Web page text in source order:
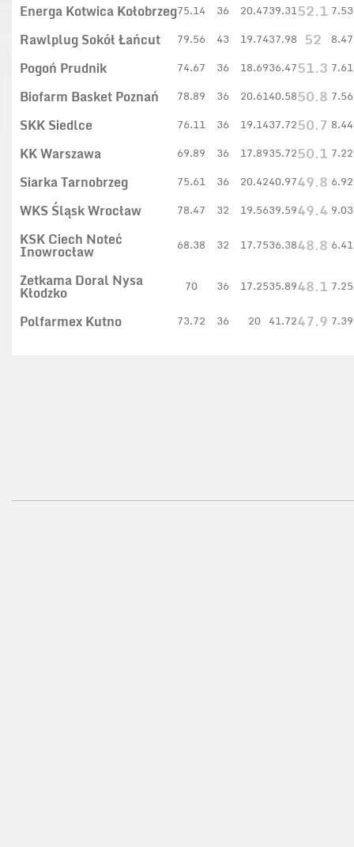
Energa Kotwica Kołobrzeg75.14 36 20.4739.3152.1 7.53
Rawlplug Sokół Łańcut 79.56 43 19.7437.98 52 8.47
Pogoń Prudnik 74.67 36 18.6936.4751.3 7.61
Biofarm Basket Poznań 78.89 36 20.6140.5850.8 7.56
SKK Siedlce 76.11 36 19.1437.7250.7 8.44
KK Warszawa 69.89 36 17.8935.7250.1 7.22
Siarka Tarnobrzeg 75.61 36 20.4240.9749.8 6.92
WKS Śląsk Wrocław 78.47 32 19.5639.5949.4 9.03
KSK Ciech Noteć
Inowrocław 68.38 32 17.7536.3848.8 6.41
Zetkama Doral Nysa
Kłodzko 70 36 17.2535.8948.1 7.25
Polfarmex Kutno 73.72 36 20 41.7247.9 7.39